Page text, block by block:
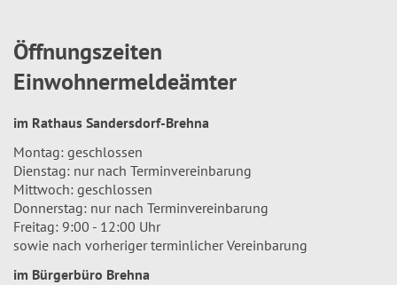
Öffnungszeiten
Einwohnermeldeämter
im Rathaus Sandersdorf-Brehna
Montag: geschlossen
Dienstag: nur nach Terminvereinbarung
Mittwoch: geschlossen
Donnerstag: nur nach Terminvereinbarung
Freitag: 9:00 - 12:00 Uhr
sowie nach vorheriger terminlicher Vereinbarung
im Bürgerbüro Brehna